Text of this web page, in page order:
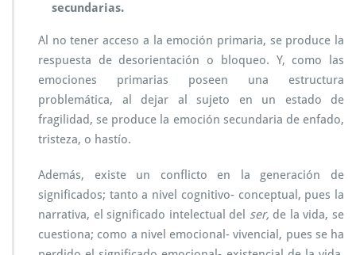
secundarias.
Al no tener acceso a la emoción primaria, se produce la
respuesta de desorientación o bloqueo. Y, como las
emociones primarias poseen una estructura
problemática, al dejar al sujeto en un estado de
fragilidad, se produce la emoción secundaria de enfado,
tristeza, o hastío.
Además, existe un conflicto en la generación de
significados; tanto a nivel cognitivo- conceptual, pues la
narrativa, el significado intelectual del ser, de la vida, se
cuestiona; como a nivel emocional- vivencial, pues se ha